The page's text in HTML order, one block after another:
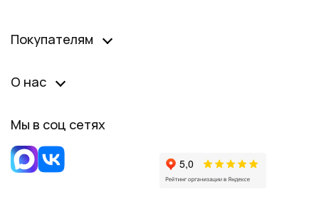
Покупателям
О нас
Мы в соц сетях